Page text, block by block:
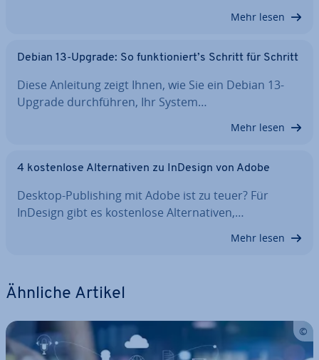
Mehr lesen
Debian 13-Upgrade: So funk­tio­niert’s Schritt für Schritt
Diese Anleitung zeigt Ihnen, wie Sie ein Debian 13-
Upgrade durch­füh­ren, Ihr System…
Mehr lesen
4 kos­ten­lo­se Al­ter­na­ti­ven zu InDesign von Adobe
Desktop-Pu­bli­shing mit Adobe ist zu teuer? Für
InDesign gibt es kos­ten­lo­se Al­ter­na­ti­ven,…
Mehr lesen
Ähnliche Artikel